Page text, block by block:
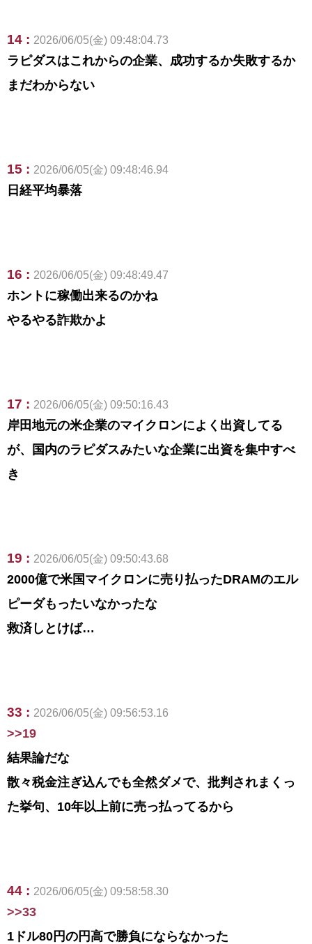
14 : 2026/06/05(金) 09:48:04.73
ラピダスはこれからの企業、成功するか失敗するか
まだわからない
15 : 2026/06/05(金) 09:48:46.94
日経平均暴落
16 : 2026/06/05(金) 09:48:49.47
ホントに稼働出来るのかね
やるやる詐欺かよ
17 : 2026/06/05(金) 09:50:16.43
岸田地元の米企業のマイクロンによく出資してる
が、国内のラピダスみたいな企業に出資を集中すべ
き
19 : 2026/06/05(金) 09:50:43.68
2000億で米国マイクロンに売り払ったDRAMのエル
ピーダもったいなかったな
救済しとけば…
33 : 2026/06/05(金) 09:56:53.16
>>19
結果論だな
散々税金注ぎ込んでも全然ダメで、批判されまくっ
た挙句、10年以上前に売っ払ってるから
44 : 2026/06/05(金) 09:58:58.30
>>33
1ドル80円の円高で勝負にならなかった